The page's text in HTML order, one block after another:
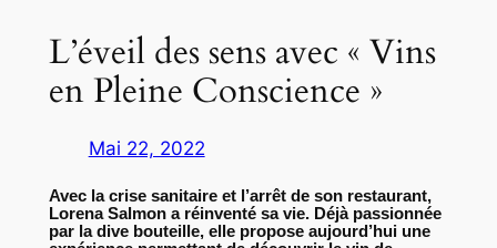
L’éveil des sens avec « Vins
en Pleine Conscience »
Mai 22, 2022
Avec la crise sanitaire et l’arrêt de son restaurant,
Lorena Salmon a réinventé sa vie. Déjà passionnée
par la dive bouteille, elle propose aujourd’hui une